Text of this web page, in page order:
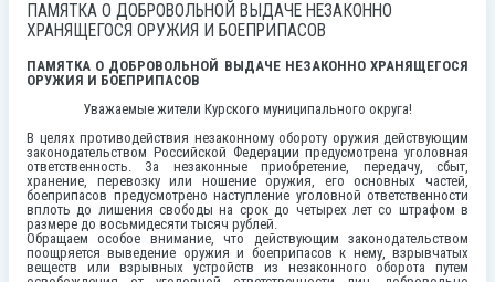
ПАМЯТКА О ДОБРОВОЛЬНОЙ ВЫДАЧЕ НЕЗАКОННО
ХРАНЯЩЕГОСЯ ОРУЖИЯ И БОЕПРИПАСОВ
ПАМЯТКА О ДОБРОВОЛЬНОЙ ВЫДАЧЕ НЕЗАКОННО ХРАНЯЩЕГОСЯ
ОРУЖИЯ И БОЕПРИПАСОВ
Уважаемые жители Курского муниципального округа!
В целях противодействия незаконному обороту оружия действующим
законодательством Российской Федерации предусмотрена уголовная
ответственность. За незаконные приобретение, передачу, сбыт,
хранение, перевозку или ношение оружия, его основных частей,
боеприпасов предусмотрено наступление уголовной ответственности
вплоть до лишения свободы на срок до четырех лет со штрафом в
размере до восьмидесяти тысяч рублей.
Обращаем особое внимание, что действующим законодательством
поощряется выведение оружия и боеприпасов к нему, взрывчатых
веществ или взрывных устройств из незаконного оборота путем